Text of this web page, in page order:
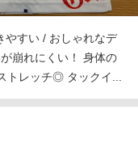
やすい / おしゃれなデ
が崩れにくい！ 身体の
トレッチ◎ タックイ...